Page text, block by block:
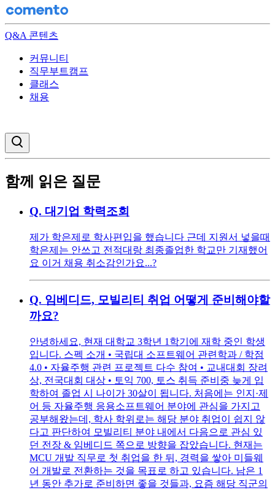
Q&A 콘텐츠
커뮤니티
직무부트캠프
클래스
채용
함께 읽은 질문
Q. 대기업 학력조회
제가 학은제로 학사편입을 했습니다 근데 지원서 넣을때
학은제는 안쓰고 전적대랑 최종졸업한 학교만 기재했어
요 이거 채용 취소감인가요...?
Q. 임베디드, 모빌리티 취업 어떻게 준비해야할
까요?
안녕하세요, 현재 대학교 3학년 1학기에 재학 중인 학생
입니다. 스펙 소개 • 국립대 소프트웨어 관련학과 / 학점
4.0 • 자율주행 관련 프로젝트 다수 참여 • 교내대회 장려
상, 전국대회 대상 • 토익 700, 토스 취득 준비중 늦게 입
학하여 졸업 시 나이가 30살이 됩니다. 처음에는 인지·제
어 등 자율주행 응용소프트웨어 분야에 관심을 가지고
공부해왔는데, 학사 학위로는 해당 분야 취업이 쉽지 않
다고 판단하여 모빌리티 분야 내에서 다음으로 관심 있
던 전장 & 임베디드 쪽으로 방향을 잡았습니다. 현재는
MCU 개발 직무로 첫 취업을 한 뒤, 경력을 쌓아 미들웨
어 개발로 전환하는 것을 목표로 하고 있습니다. 남은 1
년 동안 추가로 준비하면 좋을 것들과, 요즘 해당 직군의